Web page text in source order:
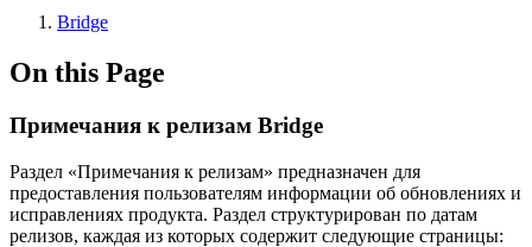
Bridge
On this Page
Примечaния к релизам Bridge
Раздел «Примечания к релизам» предназначен для
предоставления пользователям информации об обновлениях и
исправлениях продукта. Раздел структурирован по датам
релизов, каждая из которых содержит следующие страницы: